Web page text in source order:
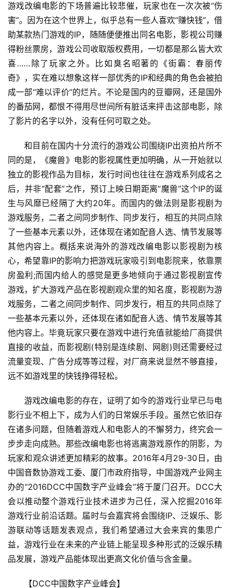
首
页
游
茶
原
创
游
戏
业
界
手
机
单
机
戏
休
闲
游
戏
2
游戏改编电影的下场普遍比较悲催，玩家也在一次次被“伤
害”。因为在这个世界上，似乎总有一些人喜欢“赚快钱”，借
助某款热门游戏的IP，随随便便推出同名电影，影视公司赚
得粉丝票房，游戏公司收取版权费用，一切都是那么皆大欢
喜……除了玩家之外。比如臭名昭著的《街霸：春丽传
奇》，实在难以想象这样一部优秀的IP和经典的角色会被拍
成一部“难以评价”的烂片。不论是国内的豆瓣网，还是国外
的番茄网，都恨不得用尽世间所有脏话来抨击这部电影，除
了影片的名字以外，没有任何可取之处。
和目前在国内十分流行的游戏公司围绕IP出资拍片所不
同的是，《魔兽》电影的影视属性更加明确，从一开始就以
独立的影视作品为目标，发行时间也往往在游戏系列成名之
后，并非“配套”之作，预订上映日期距离“魔兽”这个IP的诞
生与风靡已经隔了大约20年。而国内的做法则是影视剧为
游戏服务，二者之间同步制作、同步发行，相互的共同点除
了一些基本元素以外，还体现在诸如配音人选、情节发展等
其他内容上。概括来说海外的游戏改编电影以影视剧为核
心，希望靠IP的影响力把游戏玩家吸引到电影院来，依靠票
房盈利;而国内给人的感觉是更多地倾向于通过影视剧宣传
游戏，扩大游戏产品在影视剧观众里的知名度，影视剧为游
戏服务，二者之间同步制作、同步发行，相互的共同点除了
一些基本元素以外，还体现在诸如配音人选、情节发展等其
他内容上。毕竟玩家只要在游戏中进行充值就能给厂商提供
直接的收益，而影视剧(特别是连续剧、网剧)则还需要经过
流量变现、广告分成等等过程，对厂商来说显然不够直接，
远不如游戏里的快钱挣得轻松。
游戏改编电影的存在，证明了如今的游戏行业早已与电
影行业不相上下，成为人们的日常娱乐手段。虽然它依旧存
在诸多问题，但随着游戏人和电影人的不懈努力，终究会一
步步走向成熟。那些改编电影也将逃离游戏原作的阴影，为
玩家和观众讲述更加精彩的故事。2016年4月29-30日，由
中国音数协游戏工委、厦门市政府指导，中国游戏产业网主
办的“2016DCC中国数字产业峰会”将于厦门召开。DCC大
会以推动整个游戏行业技术进步为己任，深入挖掘2016年
游戏行业前沿话题。届时与会嘉宾将会围绕IP、泛娱乐、影
游联动等话题发表观点，我们希望通过大会来宾的集思广
益，游戏行业在未来的产业链上能呈现多种形式的泛娱乐精
品发展，游戏产品能体现出更高文化价值与含金量。
【DCC中国数字产业峰会】